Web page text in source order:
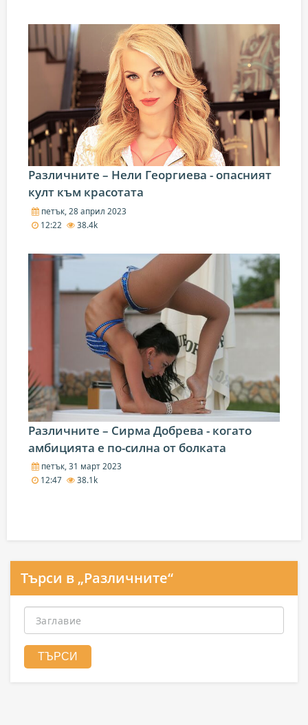
Различните – Нели Георгиева - опасният
култ към красотата
петък, 28 април 2023
12:22
38.4k
Различните – Сирма Добрева - когато
амбицията е по-силна от болката
петък, 31 март 2023
12:47
38.1k
Търси в „Различните“